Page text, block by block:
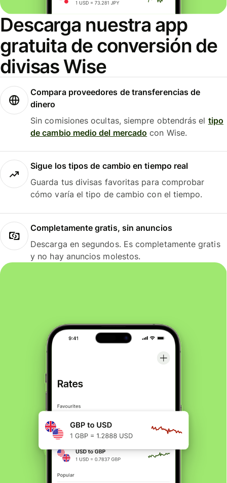
Descarga nuestra app
gratuita de conversión de
divisas Wise
Compara proveedores de transferencias de
dinero
Sin comisiones ocultas, siempre obtendrás el tipo
de cambio medio del mercado con Wise.
Sigue los tipos de cambio en tiempo real
Guarda tus divisas favoritas para comprobar
cómo varía el tipo de cambio con el tiempo.
Completamente gratis, sin anuncios
Descarga en segundos. Es completamente gratis
y no hay anuncios molestos.